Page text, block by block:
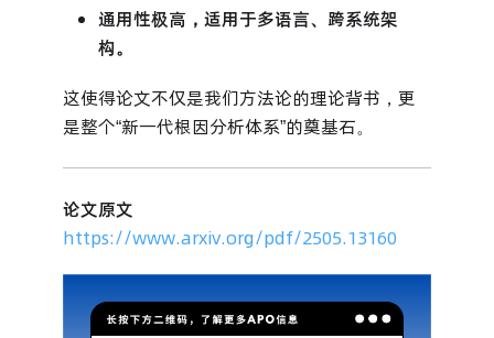
通用性极高，适用于多语言、跨系统架
构。
这使得论文不仅是我们方法论的理论背书，更
是整个“新一代根因分析体系”的奠基石。
论文原文
https://www.arxiv.org/pdf/2505.13160